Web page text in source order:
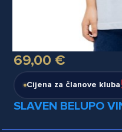
69,00 €
Cijena za članove kluba
SLAVEN BELUPO